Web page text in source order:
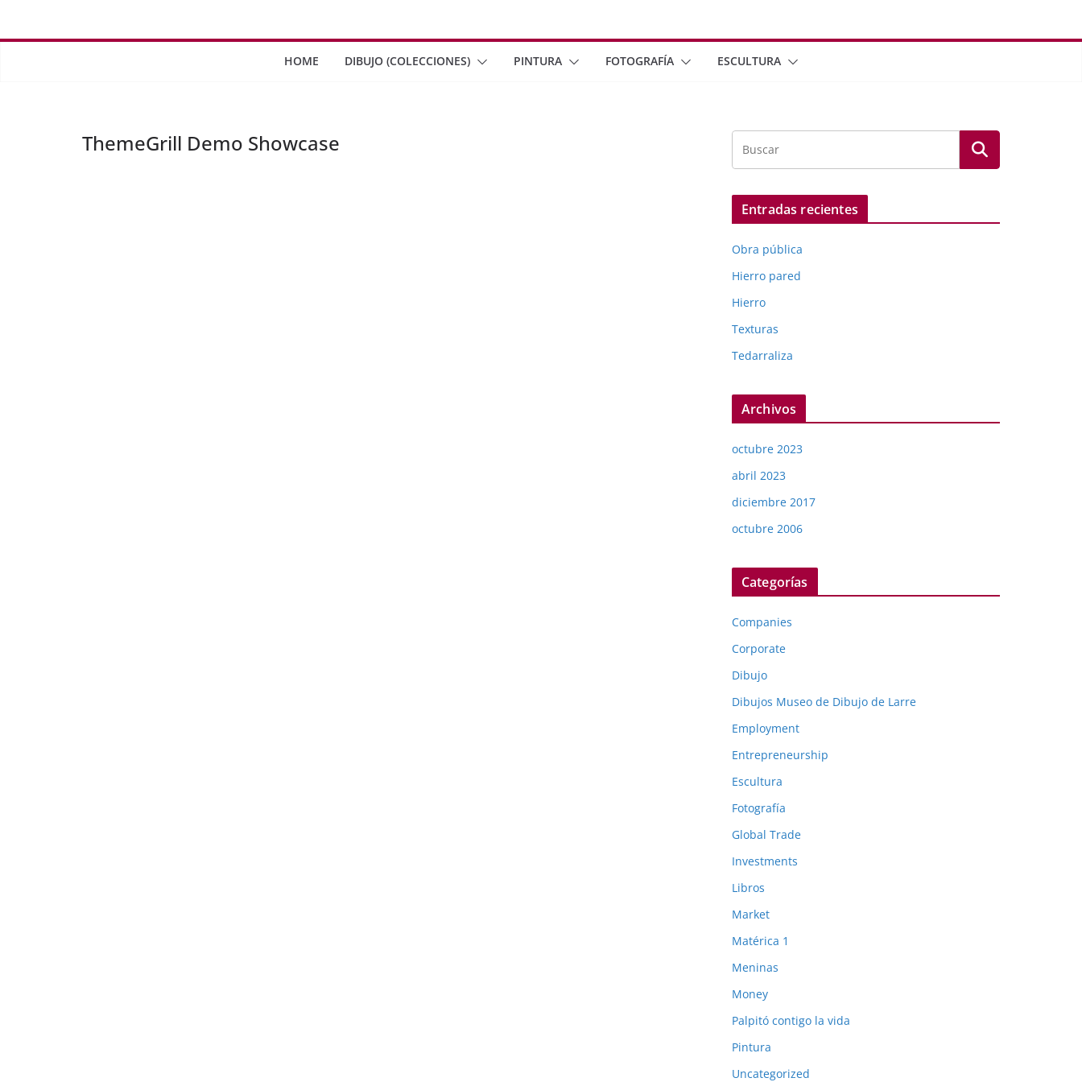
HOME DIBUJO (COLECCIONES) PINTURA FOTOGRAFÍA ESCULTURA
ThemeGrill Demo Showcase
Entradas recientes
Obra pública
Hierro pared
Hierro
Texturas
Tedarraliza
Archivos
octubre 2023
abril 2023
diciembre 2017
octubre 2006
Categorías
Companies
Corporate
Dibujo
Dibujos Museo de Dibujo de Larre
Employment
Entrepreneurship
Escultura
Fotografía
Global Trade
Investments
Libros
Market
Matérica 1
Meninas
Money
Palpitó contigo la vida
Pintura
Uncategorized